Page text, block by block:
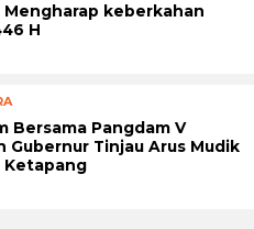
Mengharap keberkahan
H
Bersama Pangdam V
Gubernur Tinjau Arus Mudik
Ketapang